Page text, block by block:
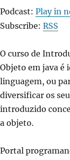
Podcast: Play in
Subscribe: RSS
O curso de
Objeto em java é
linguagem, ou
diversificar os
introduzido
a objeto.
Portal